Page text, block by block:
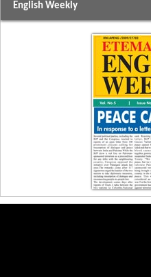
English Weekly